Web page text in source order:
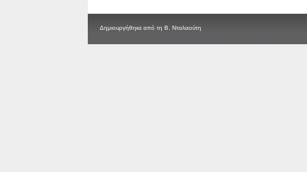
Δημιουργήθηκε από τη Β. Νταλαούτη